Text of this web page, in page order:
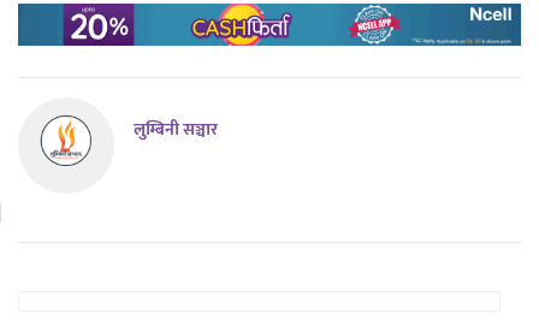
लुम्बिनी सञ्चार